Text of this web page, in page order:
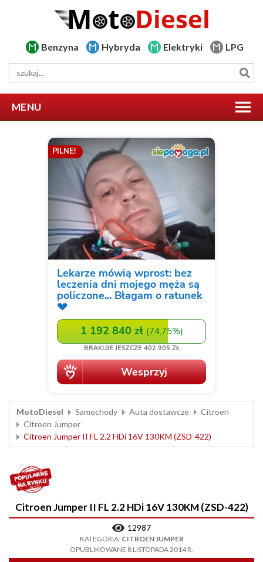
Benzyna Hybryda Elektryki LPG
MENU
MotoDiesel Samochody Auta dostawcze
Citroen
Citroen Jumper
Citroen Jumper II FL 2.2 HDi 16V 130KM (ZSD-422)
Citroen Jumper II FL 2.2 HDi 16V 130KM (ZSD-422)
12987
KATEGORIA: CITROEN JUMPER
OPUBLIKOWANE 8 LISTOPADA 2014 R.